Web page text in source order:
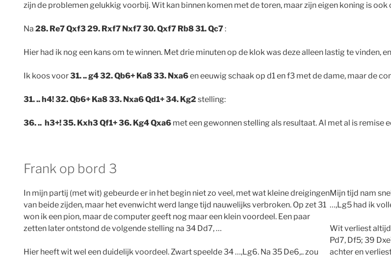
zijn de problemen gelukkig voorbij. Wit kan binnen komen met de toren, maar zijn eigen koning is ook
Na 28. Re7 Qxf3 29. Rxf7 Nxf7 30. Qxf7 Rb8 31. Qc7:
Hier had ik nog een kans om te winnen. Met drie minuten op de klok was deze alleen lastig te vinden,
Ik koos voor31. .. g4 32. Qb6+ Ka8 33. Nxa6en eeuwig schaak op d1 en f3 met de dame, maar de
31. .. h4! 32. Qb6+ Ka8 33. Nxa6 Qd1+ 34. Kg2 stelling:
36. .. h3+! 35. Kxh3 Qf1+ 36. Kg4 Qxa6 met een gewonnen stelling als resultaat. Al met al is remise
Frank op bord 3
In mijn partij (met wit) gebeurde er in het begin niet zo veel, met wat kleine dreigingen
van beide zijden, maar het evenwicht werd lange tijd nauwelijks verbroken. Op zet 31
won ik een pion, maar de computer geeft nog maar een klein voordeel. Een paar
zetten later ontstond de volgende stelling na 34 Dd7, …
Hier heeft wit wel een duidelijk voordeel. Zwart speelde 34 …,Lg6. Na 35 De6,.. zou
Mijn tijd nam
…,Lg5 had ik
Wit verliest
Pd7, Df5; 39
achter en